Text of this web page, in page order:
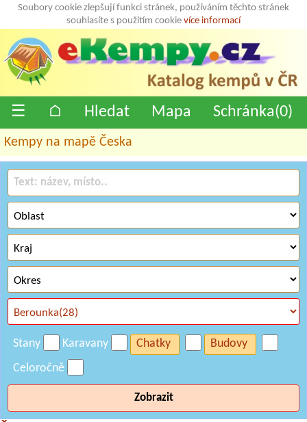
Soubory cookie zlepšují funkci stránek, používáním těchto stránek
souhlasíte s použitím cookie více informací
☰ ⌂ Hledat Mapa Schránka(0)
Kempy na mapě Česka
Stany Karavany Chatky
Budovy
Celoročně
Zobrazit